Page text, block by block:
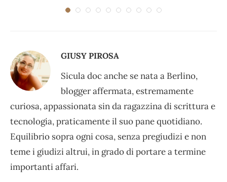
GIUSY PIROSA
Sicula doc anche se nata a Berlino,
blogger affermata, estremamente
curiosa, appassionata sin da ragazzina di scrittura e
tecnologia, praticamente il suo pane quotidiano.
Equilibrio sopra ogni cosa, senza pregiudizi e non
teme i giudizi altrui, in grado di portare a termine
importanti affari.